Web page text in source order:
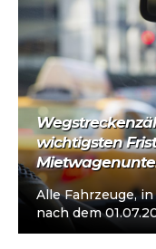
wichtigsten
Alle Fahrzeuge,
nach dem
mit einer